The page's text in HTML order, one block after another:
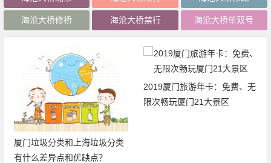
海沧大桥修桥 海沧大桥禁行 海沧大桥单双号
厦门垃圾分类和上海垃圾分类
有什么差异点和优缺点？
2019厦门旅游年卡：免费、无
限次畅玩厦门21大景区